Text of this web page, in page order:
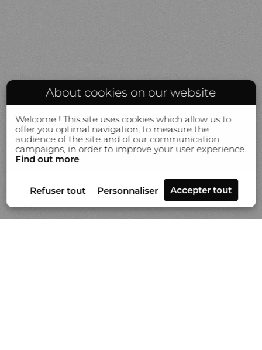
About cookies on our website
Welcome ! This site uses cookies which allow us to
offer you optimal navigation, to measure the
audience of the site and of our communication
campaigns, in order to improve your user experience.
Find out more